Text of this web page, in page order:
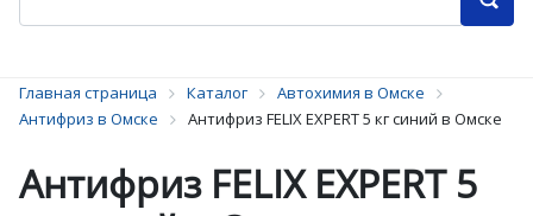
Главная страница Каталог
Автохимия в Омске
Антифриз в Омске
Антифриз FELIX EXPERT 5 кг синий в Омске
Антифриз FELIX EXPERT 5